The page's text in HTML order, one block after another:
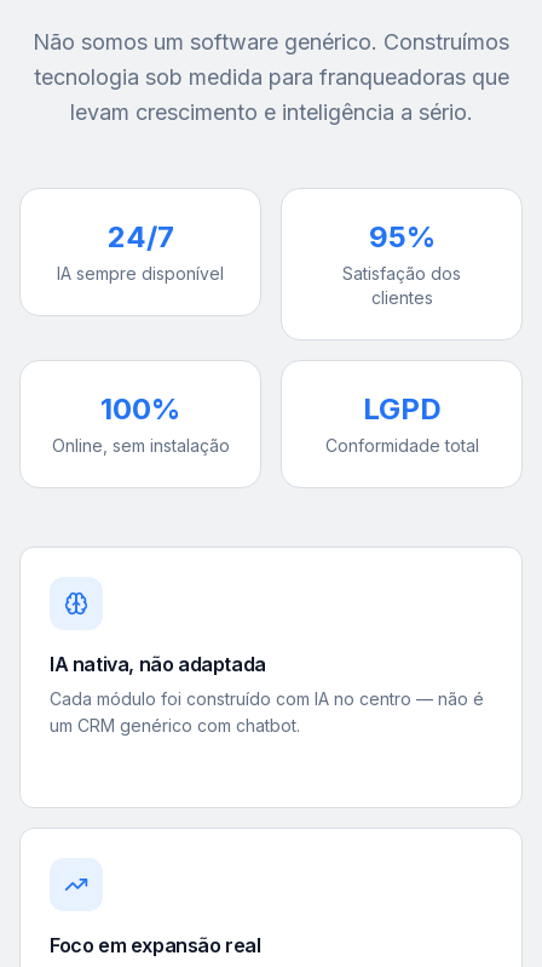
Não somos um software genérico. Construímos
tecnologia sob medida para franqueadoras que
levam crescimento e inteligência a sério.
24/7
IA sempre disponível
95%
Satisfação dos
clientes
100%
Online, sem instalação
LGPD
Conformidade total
IA nativa, não adaptada
Cada módulo foi construído com IA no centro — não é
um CRM genérico com chatbot.
Foco em expansão real